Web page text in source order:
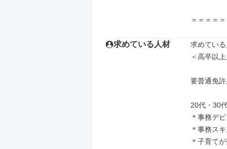
＝＝＝＝
求めている人材
求めてい
＜高卒以
要普通免
20代・30
＊事務デ
＊事務ス
＊子育て